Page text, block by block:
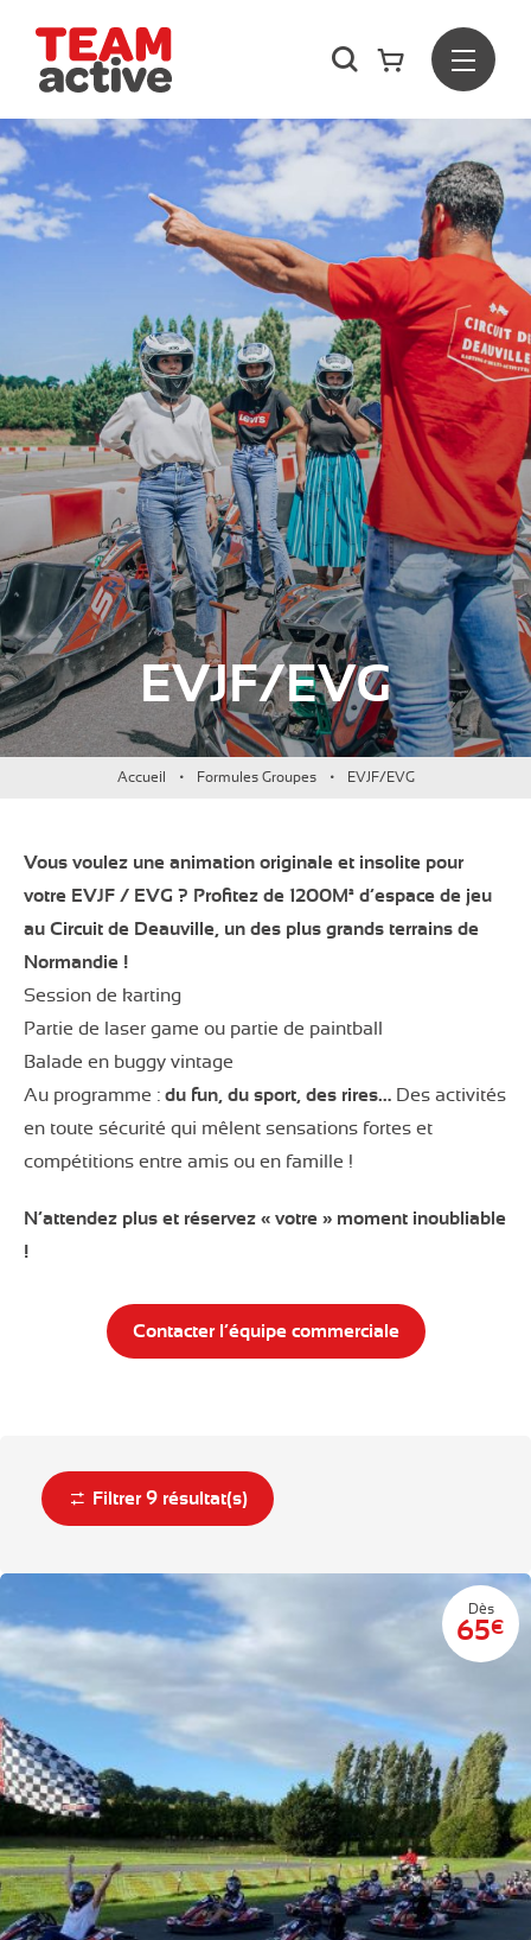
Rechercher
Menu
EVJF/EVG
Accueil Formules Groupes EVJF/EVG
Vous voulez une animation originale et insolite pour
votre EVJF / EVG ? Profitez de 1200M² d’espace de jeu
au Circuit de Deauville, un des plus grands terrains de
Normandie !
Session de karting
Partie de laser game ou partie de paintball
Balade en buggy vintage
Au programme : du fun, du sport, des rires… Des activités
en toute sécurité qui mêlent sensations fortes et
compétitions entre amis ou en famille !
N’attendez plus et réservez « votre » moment inoubliable
!
Contacter l’équipe commerciale
Filtrer 9 résultat(s)
Dès
65€